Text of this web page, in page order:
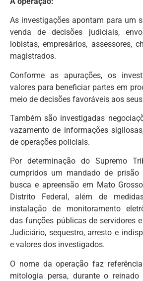
As investigações apontam para um
venda de decisões judiciais,
lobistas, empresários, assessores,
magistrados.
Conforme as apurações, os
valores para beneficiar partes em
meio de decisões favoráveis aos
Também são investigadas
vazamento de informações
de operações policiais.
Por determinação do Supremo
cumpridos um mandado de prisão
busca e apreensão em Mato
Distrito Federal, além de
instalação de monitoramento
das funções públicas de servidores
Judiciário, sequestro, arresto e
e valores dos investigados.
O nome da operação faz
mitologia persa, durante o